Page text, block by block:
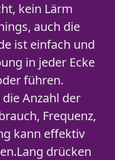
kein Lärm
auch die
ist einfach und
in jeder Ecke
führen.
Anzahl der
Frequenz,
kann effektiv
drücken